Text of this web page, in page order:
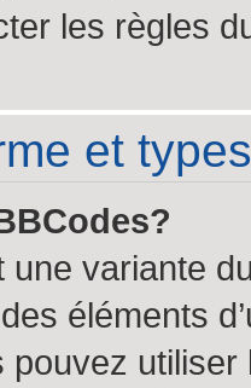
les règles
et
une variante
éléments
pouvez